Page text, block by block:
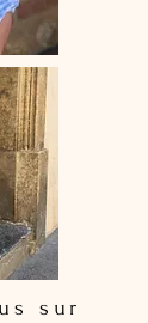
sur